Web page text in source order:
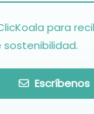
para
Escríbenos